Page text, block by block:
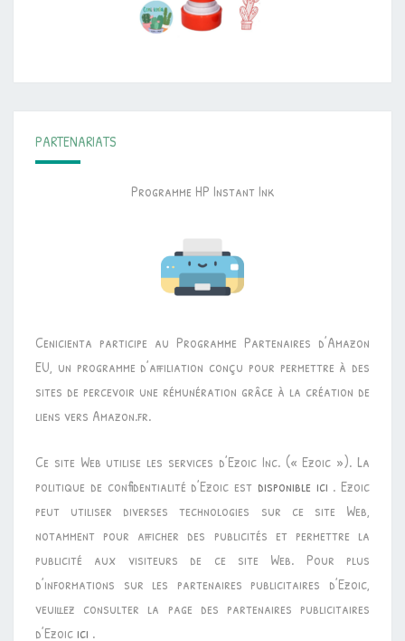
PARTENARIATS
Programme HP Instant Ink
Cenicienta participe au Programme Partenaires d’Amazon
EU, un programme d’affiliation conçu pour permettre à des
sites de percevoir une rémunération grâce à la création de
liens vers Amazon.fr.
Ce site Web utilise les services d’Ezoic Inc. (« Ezoic »). La
politique de confidentialité d’Ezoic est disponible ici . Ezoic
peut utiliser diverses technologies sur ce site Web,
notamment pour afficher des publicités et permettre la
publicité aux visiteurs de ce site Web. Pour plus
d’informations sur les partenaires publicitaires d’Ezoic,
veuillez consulter la page des partenaires publicitaires
d’Ezoic ici .